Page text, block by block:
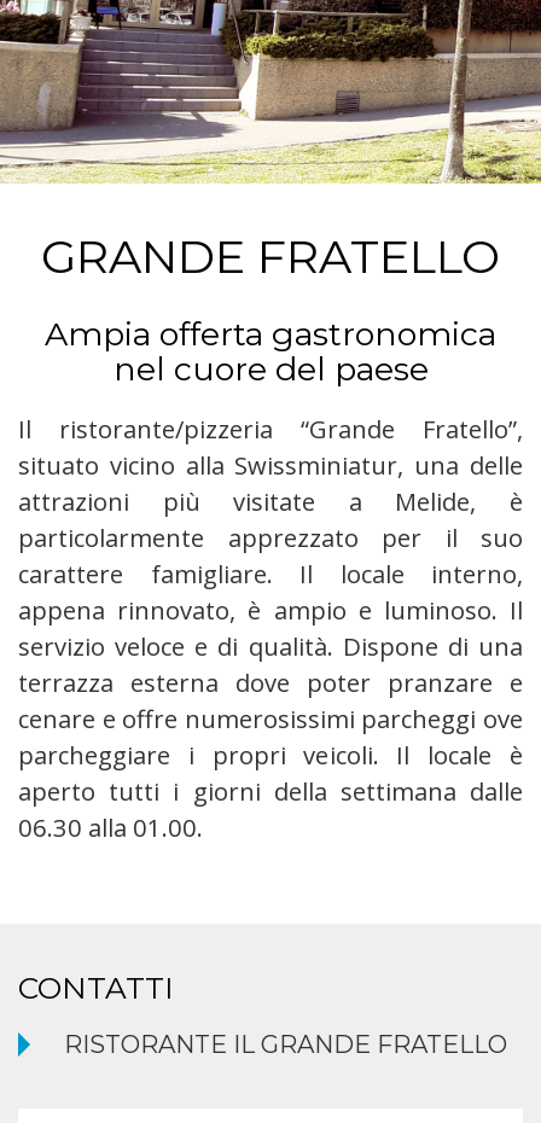
GRANDE FRATELLO
Ampia offerta gastronomica
nel cuore del paese
Il ristorante/pizzeria “Grande Fratello”,
situato vicino alla Swissminiatur, una delle
attrazioni più visitate a Melide, è
particolarmente apprezzato per il suo
carattere famigliare. Il locale interno,
appena rinnovato, è ampio e luminoso. Il
servizio veloce e di qualità. Dispone di una
terrazza esterna dove poter pranzare e
cenare e offre numerosissimi parcheggi ove
parcheggiare i propri veicoli. Il locale è
aperto tutti i giorni della settimana dalle
06.30 alla 01.00.
CONTATTI
RISTORANTE IL GRANDE FRATELLO